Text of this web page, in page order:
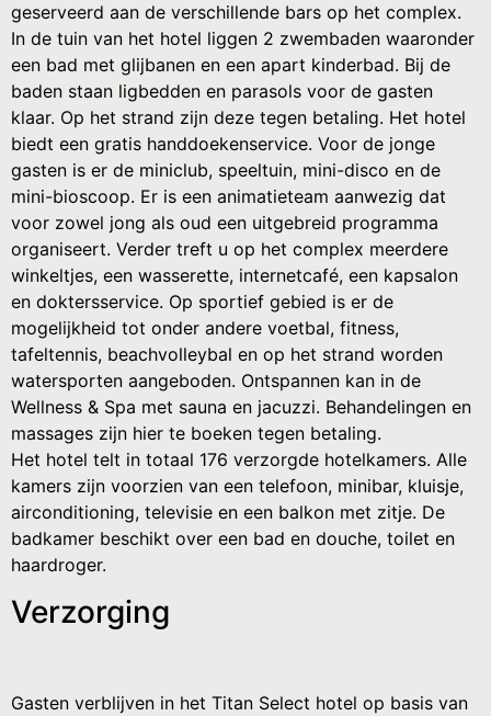
geserveerd aan de verschillende bars op het complex.
In de tuin van het hotel liggen 2 zwembaden waaronder
een bad met glijbanen en een apart kinderbad. Bij de
baden staan ligbedden en parasols voor de gasten
klaar. Op het strand zijn deze tegen betaling. Het hotel
biedt een gratis handdoekenservice. Voor de jonge
gasten is er de miniclub, speeltuin, mini-disco en de
mini-bioscoop. Er is een animatieteam aanwezig dat
voor zowel jong als oud een uitgebreid programma
organiseert. Verder treft u op het complex meerdere
winkeltjes, een wasserette, internetcafé, een kapsalon
en doktersservice. Op sportief gebied is er de
mogelijkheid tot onder andere voetbal, fitness,
tafeltennis, beachvolleybal en op het strand worden
watersporten aangeboden. Ontspannen kan in de
Wellness & Spa met sauna en jacuzzi. Behandelingen en
massages zijn hier te boeken tegen betaling.
Het hotel telt in totaal 176 verzorgde hotelkamers. Alle
kamers zijn voorzien van een telefoon, minibar, kluisje,
airconditioning, televisie en een balkon met zitje. De
badkamer beschikt over een bad en douche, toilet en
haardroger.
Verzorging
Gasten verblijven in het Titan Select hotel op basis van